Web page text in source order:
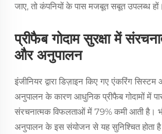
जाए, तो कंपनियों के पास मजबूत सबूत उपलब्ध हों।
प्रीफैब गोदाम सुरक्षा में
और अनुपालन
इंजीनियर द्वारा डिज़ाइन किए गए एंकरिंग
अनुपालन के कारण आधुनिक प्रीफैब गोदामों में
संरचनात्मक विफलताओं में 79% कमी आती है।
अनुपालन के इस संयोजन से यह सुनिश्चित होता है